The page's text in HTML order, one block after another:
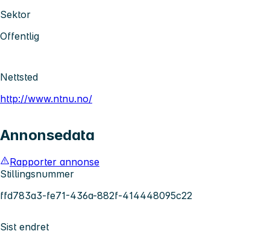
Sektor
Offentlig
Nettsted
http://www.ntnu.no/
Annonsedata
Rapporter annonse
Stillingsnummer
ffd783a3-fe71-436a-882f-414448095c22
Sist endret